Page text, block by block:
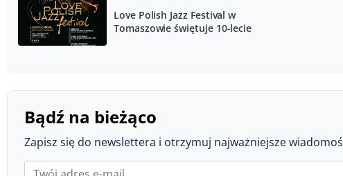
Love Polish Jazz Festival w
Tomaszowie świętuje 10-lecie
Bądź na bieżąco
Zapisz się do newslettera i otrzymuj najważniejsze